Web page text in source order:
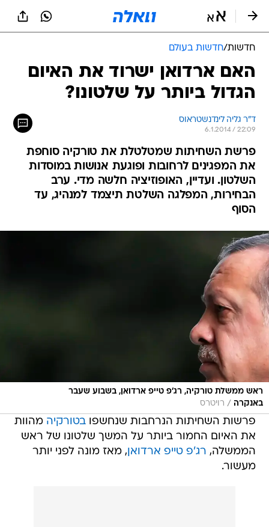
חדשות/חדשות בעולם
האם ארדואן ישרוד את האיום
הגדול ביותר על שלטונו?
ד"ר גליה לינדנשטראוס
6.1.2014 / 22:09
פרשת השחיתות שמטלטלת את טורקיה סוחפת
את המפגינים לרחובות ופוגעת אנושות במוסדות
השלטון. ועדיין, האופוזיציה חלשה מדי. ערב
הבחירות, המפלגה השלטת תיצמד למנהיג, עד
הסוף
ראש ממשלת טורקיה, רג'פ טייפ ארדואן, בשבוע שעבר
באנקרה / רויטרס
פרשות השחיתות הנרחבות שנחשפובטורקיה מהוות
את האיום החמור ביותר על המשך שלטונו של ראש
הממשלה, רג'פ טייפ ארדואן, מאז מונה לפני יותר
מעשור.